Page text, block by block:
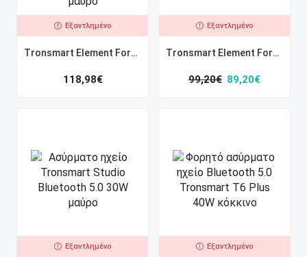
Εξαντλημένο
Tronsmart Element Force Pro ασύρματο αδιάβροχο ηχείο Bluetooth 5.0 60W μαύρο
118,98€
Εξαντλημένο
Tronsmart Element Force+ 40 W Bluetooth 5.0 NFC ασύρματο ηχείο μαύρο
99,20€ 89,20€
Εξαντλημένο Εξαντλημένο